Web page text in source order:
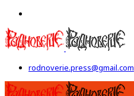
rodnoverie.press@gmail.com